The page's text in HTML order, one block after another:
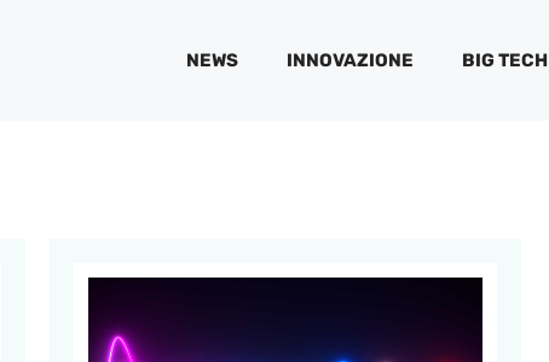
NEWS INNOVAZIONE BIG TECH